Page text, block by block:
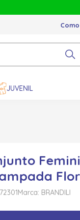
JUVENIL
Marca: BRANDILI